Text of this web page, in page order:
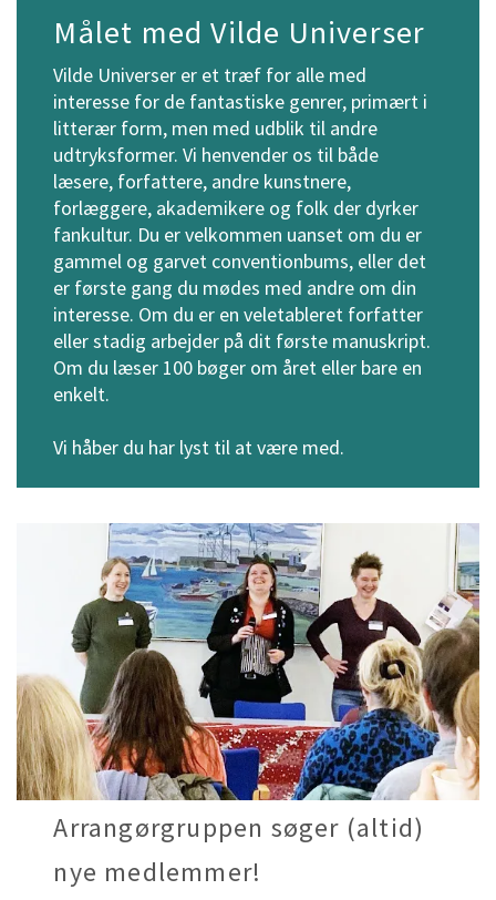
Målet med Vilde Universer
Vilde Universer er et træf for alle med
interesse for de fantastiske genrer, primært i
litterær form, men med udblik til andre
udtryksformer. Vi henvender os til både
læsere, forfattere, andre kunstnere,
forlæggere, akademikere og folk der dyrker
fankultur. Du er velkommen uanset om du er
gammel og garvet conventionbums, eller det
er første gang du mødes med andre om din
interesse. Om du er en veletableret forfatter
eller stadig arbejder på dit første manuskript.
Om du læser 100 bøger om året eller bare en
enkelt.
Vi håber du har lyst til at være med.
Arrangørgruppen søger (altid)
nye medlemmer!